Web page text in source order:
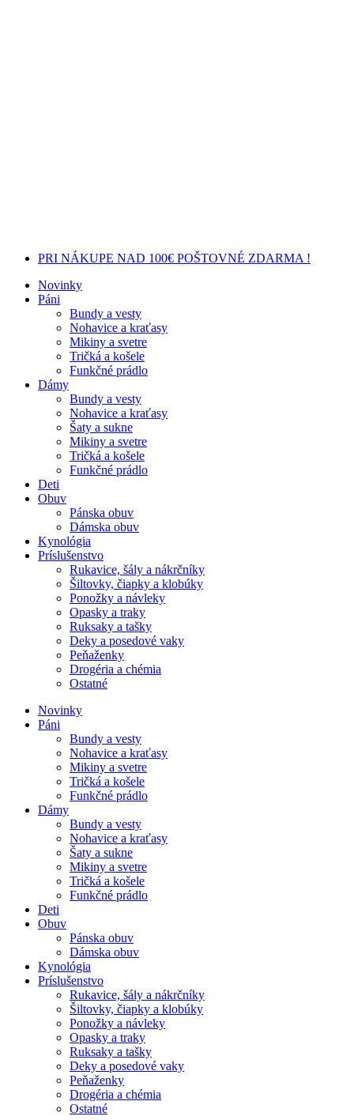
PRI NÁKUPE NAD 100€ POŠTOVNÉ ZDARMA !
Novinky
Páni
Bundy a vesty
Nohavice a kraťasy
Mikiny a svetre
Tričká a košele
Funkčné prádlo
Dámy
Bundy a vesty
Nohavice a kraťasy
Šaty a sukne
Mikiny a svetre
Tričká a košele
Funkčné prádlo
Deti
Obuv
Pánska obuv
Dámska obuv
Kynológia
Príslušenstvo
Rukavice, šály a nákrčníky
Šiltovky, čiapky a klobúky
Ponožky a návleky
Opasky a traky
Ruksaky a tašky
Deky a posedové vaky
Peňaženky
Drogéria a chémia
Ostatné
Novinky
Páni
Bundy a vesty
Nohavice a kraťasy
Mikiny a svetre
Tričká a košele
Funkčné prádlo
Dámy
Bundy a vesty
Nohavice a kraťasy
Šaty a sukne
Mikiny a svetre
Tričká a košele
Funkčné prádlo
Deti
Obuv
Pánska obuv
Dámska obuv
Kynológia
Príslušenstvo
Rukavice, šály a nákrčníky
Šiltovky, čiapky a klobúky
Ponožky a návleky
Opasky a traky
Ruksaky a tašky
Deky a posedové vaky
Peňaženky
Drogéria a chémia
Ostatné